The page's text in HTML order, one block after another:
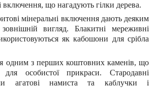
включення, що нагадують гілки дерева.
мінеральні включення дають деяким
вигляд. Блакитні мереживні
як кабошони для срібла
одним з перших коштовних каменів, що
для особистої прикраси. Стародавні
агатові намиста та каблучки і